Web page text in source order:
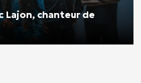
Lajon, chanteur de